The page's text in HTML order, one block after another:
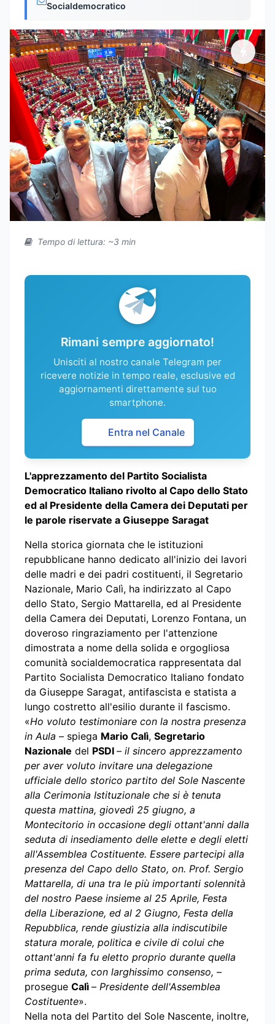
Socialdemocratico
Tempo di lettura: ~3 min
Rimani sempre aggiornato!
Unisciti al nostro canale Telegram per
ricevere notizie in tempo reale, esclusive ed
aggiornamenti direttamente sul tuo
smartphone.
Entra nel Canale
L'apprezzamento del Partito Socialista
Democratico Italiano rivolto al Capo dello Stato
ed al Presidente della Camera dei Deputati per
le parole riservate a Giuseppe Saragat
Nella storica giornata che le istituzioni
repubblicane hanno dedicato all'inizio dei lavori
delle madri e dei padri costituenti, il Segretario
Nazionale, Mario Calì, ha indirizzato al Capo
dello Stato, Sergio Mattarella, ed al Presidente
della Camera dei Deputati, Lorenzo Fontana, un
doveroso ringraziamento per l'attenzione
dimostrata a nome della solida e orgogliosa
comunità socialdemocratica rappresentata dal
Partito Socialista Democratico Italiano fondato
da Giuseppe Saragat, antifascista e statista a
lungo costretto all'esilio durante il fascismo.
«Ho voluto testimoniare con la nostra presenza
in Aula – spiega Mario Calì, Segretario
Nazionale del PSDI – il sincero apprezzamento
per aver voluto invitare una delegazione
ufficiale dello storico partito del Sole Nascente
alla Cerimonia Istituzionale che si è tenuta
questa mattina, giovedì 25 giugno, a
Montecitorio in occasione degli ottant'anni dalla
seduta di insediamento delle elette e degli eletti
all'Assemblea Costituente. Essere partecipi alla
presenza del Capo dello Stato, on. Prof. Sergio
Mattarella, di una tra le più importanti solennità
del nostro Paese insieme al 25 Aprile, Festa
della Liberazione, ed al 2 Giugno, Festa della
Repubblica, rende giustizia alla indiscutibile
statura morale, politica e civile di colui che
ottant'anni fa fu eletto proprio durante quella
prima seduta, con larghissimo consenso, –
prosegue Calì – Presidente dell'Assemblea
Costituente».
Nella nota del Partito del Sole Nascente, inoltre,